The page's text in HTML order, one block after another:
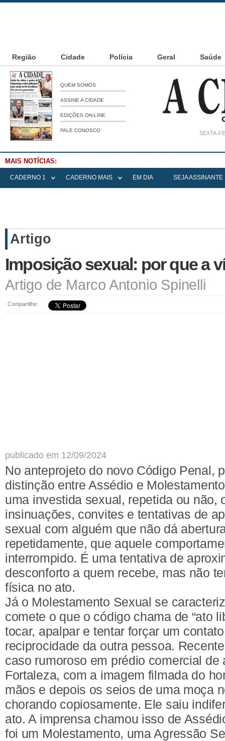
Região Cidade Polícia Geral Saúde
QUEM SOMOS
ASSINE A CIDADE
EDIÇÕES ON-LINE
FALE CONOSCO SEXTA-
MAIS NOTÍCIAS:
CADERNO 1 CADERNO MAIS EM DIA SEJA ASSINANTE
Artigo
Imposição sexual: por que a
Artigo de Marco Antonio Spinelli
Compartilhe:
publicado em 12/09/2024
No anteprojeto do novo Código Penal,
distinção entre Assédio e
uma investida sexual, repetida ou não,
insinuações, convites e tentativas de
sexual com alguém que não dá
repetidamente, que aquele
interrompido. É uma tentativa de
desconforto a quem recebe, mas não
física no ato.
Já o Molestamento Sexual se
comete o que o código chama de “ato
tocar, apalpar e tentar forçar um
reciprocidade da outra pessoa.
caso rumoroso em prédio comercial de
Fortaleza, com a imagem filmada do
mãos e depois os seios de uma moça
chorando copiosamente. Ele saiu
ato. A imprensa chamou isso de
foi um Molestamento, uma Agressão